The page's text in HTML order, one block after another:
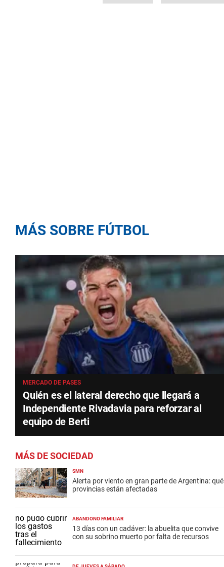
MÁS SOBRE FÚTBOL
MERCADO DE PASES
Quién es el lateral derecho que llegará a
Independiente Rivadavia para reforzar al
equipo de Berti
MÁS DE SOCIEDAD
SMN
Alerta por viento en gran parte de Argentina: qué
provincias están afectadas
ABANDONO FAMILIAR
13 días con un cadáver: la abuelita que convive
con su sobrino muerto por falta de recursos